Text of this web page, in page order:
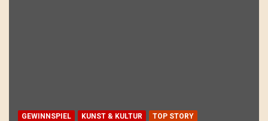
GEWINNSPIEL KUNST & KULTUR TOP STORY